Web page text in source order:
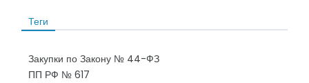
Теги
Закупки по Закону № 44-ФЗ
ПП РФ № 617